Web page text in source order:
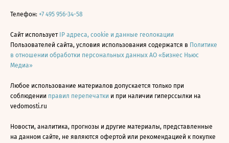
Телефон: +7 495 956-34-58
Сайт использует IP адреса, cookie и данные геолокации
Пользователей сайта, условия использования содержатся в Политике
в отношении обработки персональных данных АО «Бизнес Ньюс
Медиа»
Любое использование материалов допускается только при
соблюдении правил перепечатки и при наличии гиперссылки на
vedomosti.ru
Новости, аналитика, прогнозы и другие материалы, представленные
на данном сайте, не являются офертой или рекомендацией к покупке